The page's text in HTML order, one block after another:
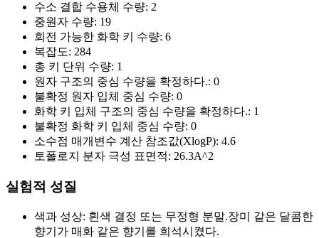
수소 결합 수용체 수량: 2
중원자 수량: 19
회전 가능한 화학 키 수량: 6
복잡도: 284
총 키 단위 수량: 1
원자 구조의 중심 수량을 확정하다.: 0
불확정 원자 입체 중심 수량: 0
화학 키 입체 구조의 중심 수량을 확정하다.: 1
불확정 화학 키 입체 중심 수량: 0
소수점 매개변수 계산 참조값(XlogP): 4.6
토폴로지 분자 극성 표면적: 26.3A^2
실험적 성질
색과 성상: 흰색 결정 또는 무정형 분말.장미 같은 달콤한
향기가 매화 같은 향기를 희석시켰다.